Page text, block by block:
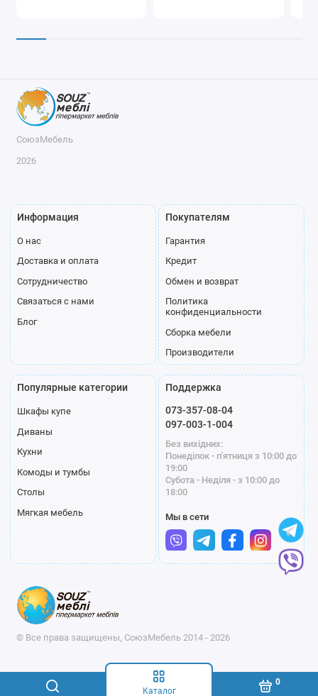
Каталог
0
СоюзМебель
2026
Информация
О нас
Доставка и оплата
Сотрудничество
Связаться с нами
Блог
Покупателям
Гарантия
Кредит
Обмен и возврат
Политика
конфиденциальности
Сборка мебели
Производители
Популярные категории
Шкафы купе
Диваны
Кухни
Комоды и тумбы
Столы
Мягкая мебель
Поддержка
073-357-08-04
097-003-1-004
Без вихідних:
Понеділок - п'ятниця з 10:00 до
19:00
Субота - Неділя - з 10:00 до
18:00
Мы в сети
© Все права защищены, СоюзМебель 2014 - 2026